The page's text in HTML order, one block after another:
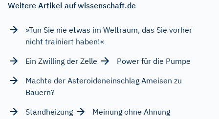
Weitere Artikel auf wissenschaft.de
»Tun Sie nie etwas im Weltraum, das Sie vorher
nicht trainiert haben!«
Ein Zwilling der Zelle
Power für die Pumpe
Machte der Asteroideneinschlag Ameisen zu
Bauern?
Standheizung
Meinung ohne Ahnung